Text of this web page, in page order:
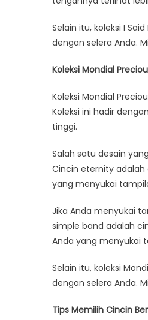
Selain itu, koleksi I
dengan selera Anda.
Koleksi Mondial
Koleksi Mondial
Koleksi ini hadir
tinggi.
Salah satu desain
Cincin eternity adalah
yang menyukai
Jika Anda menyukai
simple band adalah
Anda yang menyukai
Selain itu, koleksi
dengan selera Anda.
Tips Memilih Cincin